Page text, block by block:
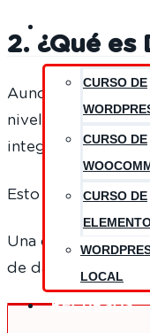
CURSO DE
CURSO DE
CURSO DE
LOCAL
RECURSOS
2. ¿Qué es
Aunque existen
nivel mundial
integración y una
Esto lo convierte
Una de sus
de datos de